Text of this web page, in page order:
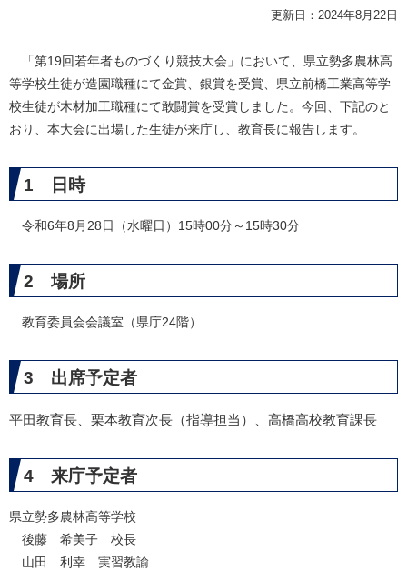
更新日：2024年8月22日
「第19回若年者ものづくり競技大会」において、県立勢多農林高
等学校生徒が造園職種にて金賞、銀賞を受賞、県立前橋工業高等学
校生徒が木材加工職種にて敢闘賞を受賞しました。今回、下記のと
おり、本大会に出場した生徒が来庁し、教育長に報告します。
1 日時
令和6年8月28日（水曜日）15時00分～15時30分
2 場所
教育委員会会議室（県庁24階）
3 出席予定者
平田教育長、栗本教育次長（指導担当）、高橋高校教育課長
4 来庁予定者
県立勢多農林高等学校
後藤 希美子 校長​
山田 利幸​ ​ 実習教諭